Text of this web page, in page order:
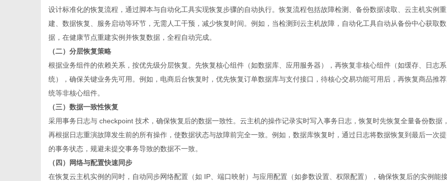
设计标准化的恢复流程，通过脚本与自动化工具实现恢复步骤的自动执行。恢复流程包括故障检测、备份数据读取、云主机实例重
建、数据恢复、服务启动等环节，无需人工干预，减少恢复时间。例如，当检测到云主机故障，自动化工具自动从备份中心获取数
据，在健康节点重建实例并恢复数据，全程自动完成。
（二）分层恢复策略
根据业务组件的依赖关系，按优先级分层恢复。先恢复核心组件（如数据库、应用服务器），再恢复非核心组件（如缓存、日志系
统），确保关键业务先可用。例如，电商后台恢复时，优先恢复订单数据库与支付接口，待核心交易功能可用后，再恢复商品推
统等非核心组件。
（三）数据一致性恢复
采用事务日志与 checkpoint 技术，确保恢复后的数据一致性。 云主机的操作记录实时写入事务日志，恢复时先恢复全量备份数据
再根据日志重演故障发生前的所有操作，使数据状态与故障前完全一致。例如，数据库恢复时，通过日志将数据恢复到最后一次
的事务状态，规避未提交事务导致的数据不一致。
（四）网络与配置快速同步
在恢复云主机实例的同时，自动同步网络配置（如 IP、端口映射）与应用配置（如参数设置、权限配置），确保恢复后的实例能